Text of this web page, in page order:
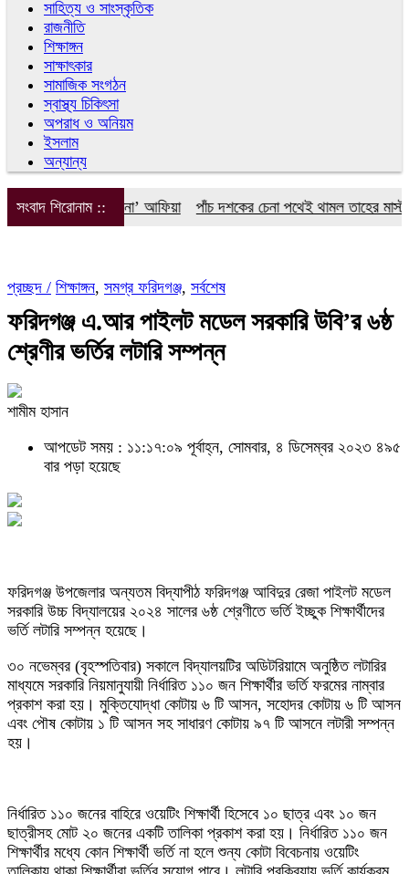
সাহিত্য ও সাংস্কৃতিক
রাজনীতি
শিক্ষাঙ্গন
সাক্ষাৎকার
সামাজিক সংগঠন
স্বাস্থ্য চিকিৎসা
অপরাধ ও অনিয়ম
ইসলাম
অন্যান্য
সংবাদ শিরোনাম ::
কাছে ‘অচেনা’ আফিয়া পাঁচ দশকের চেনা পথেই থামল তাহের মাস্টারের
প্রচ্ছদ / শিক্ষাঙ্গন, সমগ্র ফরিদগঞ্জ, সর্বশেষ
ফরিদগঞ্জ এ.আর পাইলট মডেল সরকারি উবি’র ৬ষ্ঠ
শ্রেণীর ভর্তির লটারি সম্পন্ন
শামীম হাসান
আপডেট সময় : ১১:১৭:০৯ পূর্বাহ্ন, সোমবার, ৪ ডিসেম্বর ২০২৩ ৪৯৫
বার পড়া হয়েছে
ফরিদগঞ্জ উপজেলার অন্যতম বিদ্যাপীঠ ফরিদগঞ্জ আবিদুর রেজা পাইলট মডেল
সরকারি উচ্চ বিদ্যালয়ের ২০২৪ সালের ৬ষ্ঠ শ্রেণীতে ভর্তি ইচ্ছুক শিক্ষার্থীদের
ভর্তি লটারি সম্পন্ন হয়েছে।
৩০ নভেম্বর (বৃহস্পতিবার) সকালে বিদ্যালয়টির অডিটরিয়ামে অনুষ্ঠিত লটারির
মাধ্যমে সরকারি নিয়মানুযায়ী নির্ধারিত ১১০ জন শিক্ষার্থীর ভর্তি ফরমের নাম্বার
প্রকাশ করা হয়। মুক্তিযোদ্ধা কোটায় ৬ টি আসন, সহোদর কোটায় ৬ টি আসন
এবং পৌষ কোটায় ১ টি আসন সহ সাধারণ কোটায় ৯৭ টি আসনে লটারী সম্পন্ন
হয়।
নির্ধারিত ১১০ জনের বাহিরে ওয়েটিং শিক্ষার্থী হিসেবে ১০ ছাত্র এবং ১০ জন
ছাত্রীসহ মোট ২০ জনের একটি তালিকা প্রকাশ করা হয়। নির্ধারিত ১১০ জন
শিক্ষার্থীর মধ্যে কোন শিক্ষার্থী ভর্তি না হলে শুন্য কোটা বিবেচনায় ওয়েটিং